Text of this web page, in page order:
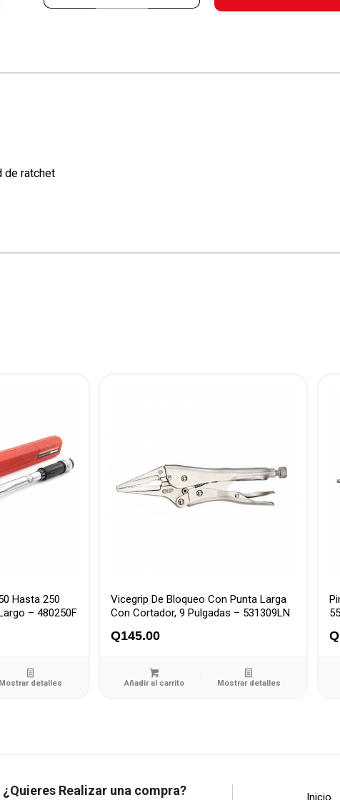
de ratchet
Hasta 250
– 480250F
Mostrar detalles
Vicegrip De Bloqueo Con Punta Larga
Con Cortador, 9 Pulgadas – 531309LN
Q145.00
Añadir al carrito Mostrar detalles
Q
¿Quieres Realizar una compra? Inicio